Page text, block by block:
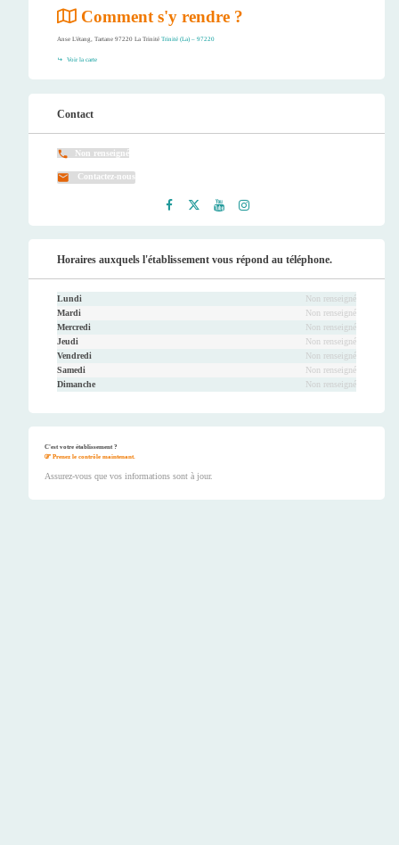
Comment s'y rendre ?
Anse L'étang, Tartane 97220 La Trinité Trinité (La) – 97220
Voir la carte
Contact
Non renseigné
Contactez-nous
ook
er
be
ram
Horaires auxquels l'établissement vous répond au téléphone.
Lundi
Non renseigné
Mardi
Non renseigné
Mercredi
Non renseigné
Jeudi
Non renseigné
Vendredi
Non renseigné
Samedi
Non renseigné
Dimanche
Non renseigné
C'est votre établissement ?
Prenez le contrôle maintenant.
Assurez-vous que vos informations sont à jour.